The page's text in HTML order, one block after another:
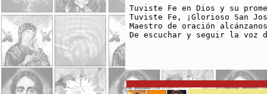
Tuviste Fe en Dios y su
Tuviste Fe, ¡Glorioso San
Maestro de oración
De escuchar y seguir la voz